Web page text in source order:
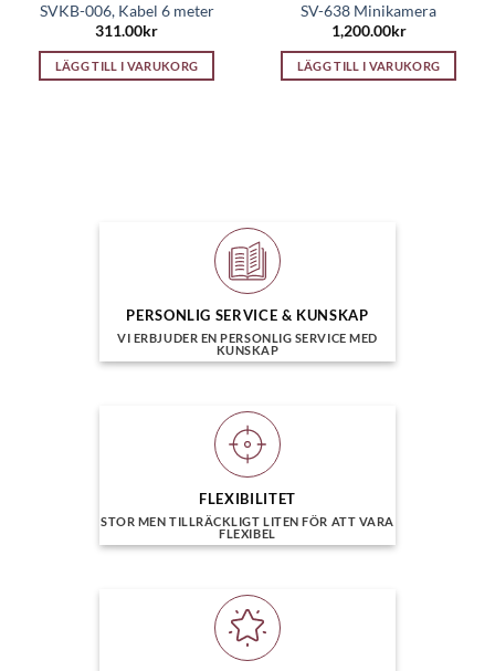
SVKB-006, Kabel 6 meter
311.00kr
LÄGG TILL I VARUKORG
SV-638 Minikamera
1,200.00kr
LÄGG TILL I VARUKORG
PERSONLIG SERVICE & KUNSKAP
VI ERBJUDER EN PERSONLIG SERVICE MED
KUNSKAP
FLEXIBILITET
STOR MEN TILLRÄCKLIGT LITEN FÖR ATT VARA
FLEXIBEL